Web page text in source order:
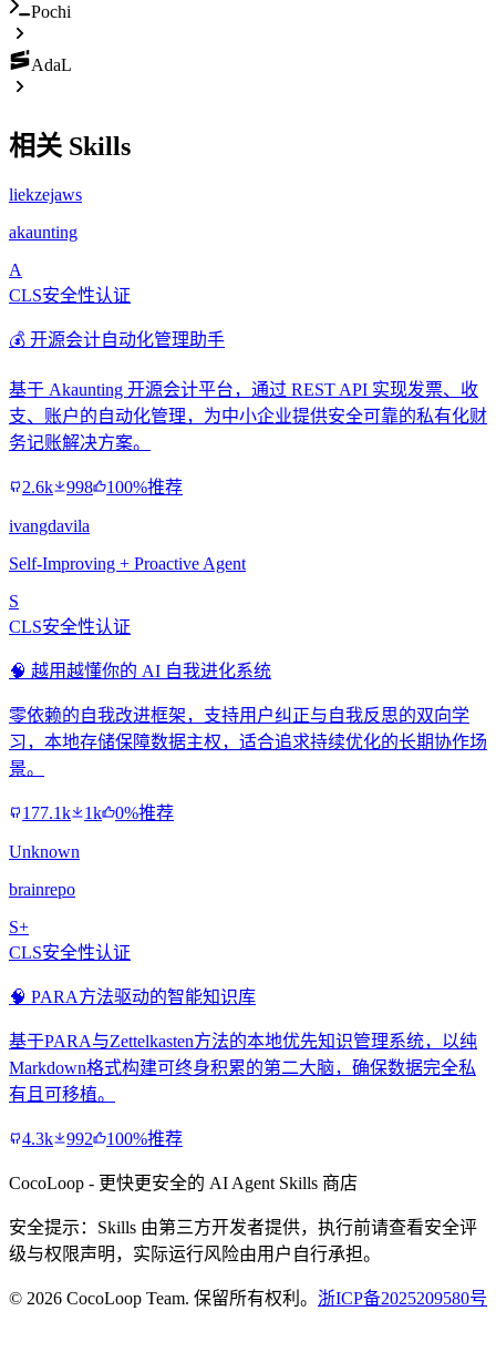
Pochi
AdaL
相关 Skills
liekzejaws
akaunting
A
CLS安全性认证
💰 开源会计自动化管理助手
基于 Akaunting 开源会计平台，通过 REST API 实现发票、收
支、账户的自动化管理，为中小企业提供安全可靠的私有化财
务记账解决方案。
2.6k 998 100%推荐
ivangdavila
Self-Improving + Proactive Agent
S
CLS安全性认证
🧠 越用越懂你的 AI 自我进化系统
零依赖的自我改进框架，支持用户纠正与自我反思的双向学
习，本地存储保障数据主权，适合追求持续优化的长期协作场
景。
177.1k 1k 0%推荐
Unknown
brainrepo
S+
CLS安全性认证
🧠 PARA方法驱动的智能知识库
基于PARA与Zettelkasten方法的本地优先知识管理系统，以纯
Markdown格式构建可终身积累的第二大脑，确保数据完全私
有且可移植。
4.3k 992 100%推荐
CocoLoop - 更快更安全的 AI Agent Skills 商店
安全提示：Skills 由第三方开发者提供，执行前请查看安全评
级与权限声明，实际运行风险由用户自行承担。
© 2026 CocoLoop Team. 保留所有权利。 浙ICP备2025209580号